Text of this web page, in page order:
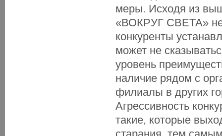
меры. Исходя из
«ВОКРУГ СВЕТА» не
конкуренты
может не
уровень
наличие рядом с
филиалы в других
Агрессивность
такие, которые